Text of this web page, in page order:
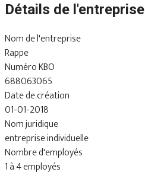
Détails de l'entreprise
Nom de l'entreprise
Rappe
Numéro KBO
688063065
Date de création
01-01-2018
Nom juridique
entreprise individuelle
Nombre d'employés
1 à 4 employés